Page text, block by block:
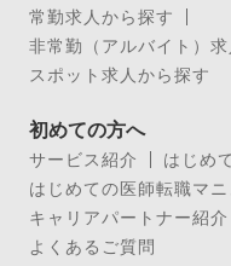
常勤求人から探す
非常勤（アルバイト）
スポット求人から探す
初めての方へ
サービス紹介
はじめ
はじめての医師転職マ
キャリアパートナー紹介
よくあるご質問